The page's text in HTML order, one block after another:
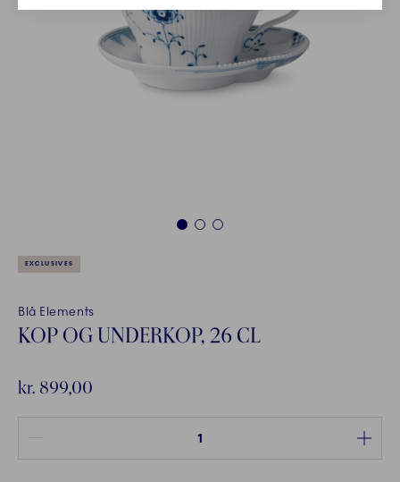
1 2 3
EXCLUSIVES
Blå Elements
KOP OG UNDERKOP, 26 CL
kr. 899,00